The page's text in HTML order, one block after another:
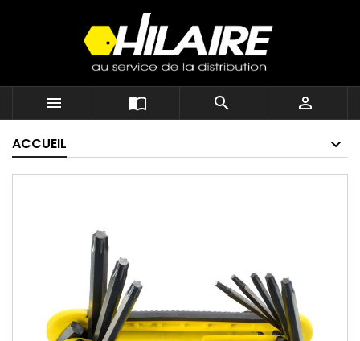
   
ACCUEIL